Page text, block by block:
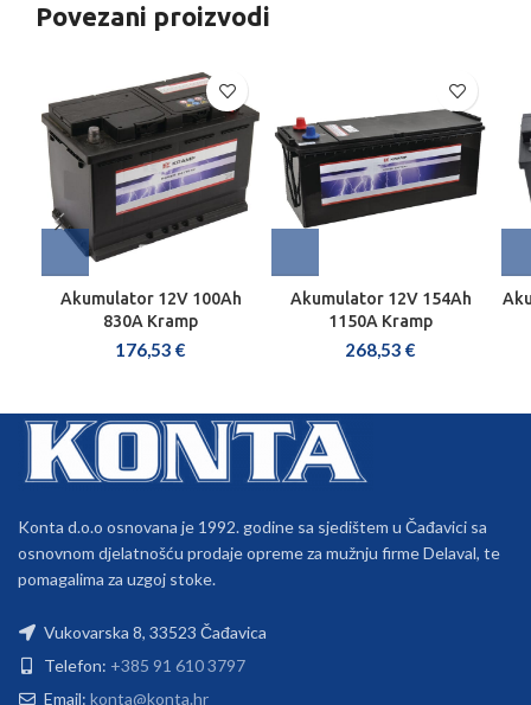
Povezani proizvodi
Akumulator 12V 100Ah
830A Kramp
176,53 €
Akumulator 12V 154Ah
1150A Kramp
268,53 €
Konta d.o.o osnovana je 1992. godine sa sjedištem u Čađavici sa
osnovnom djelatnošću prodaje opreme za mužnju firme Delaval, te
pomagalima za uzgoj stoke.
Vukovarska 8, 33523 Čađavica
Telefon: +385 91 610 3797
Email: konta@konta.hr